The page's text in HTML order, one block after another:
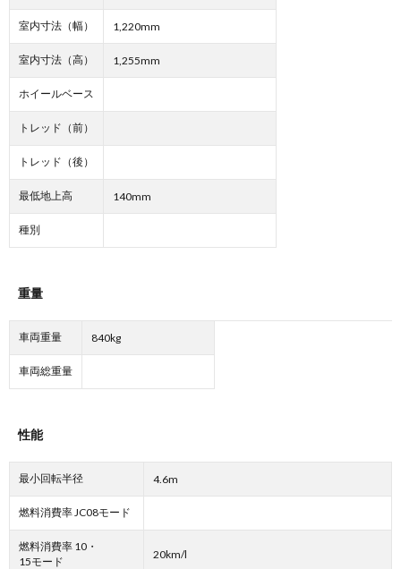
室内寸法（幅） 1,220mm
室内寸法（高） 1,255mm
ホイールベース
トレッド（前）
トレッド（後）
最低地上高 140mm
種別
重量
車両重量 840kg
車両総重量
性能
最小回転半径 4.6m
燃料消費率 JC08モード
燃料消費率 10・
15モード
20km/l